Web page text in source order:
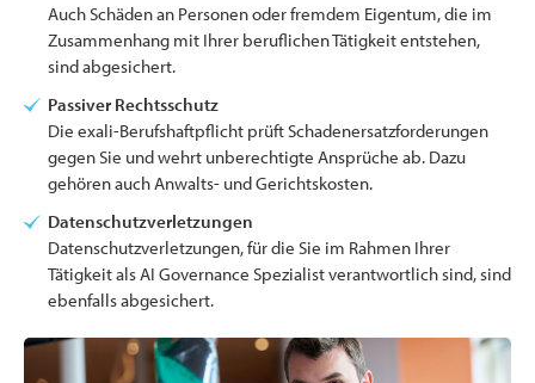
Auch Schäden an Personen oder fremdem Eigentum, die im
Zusammenhang mit Ihrer beruflichen Tätigkeit entstehen,
sind abgesichert.
Passiver Rechtsschutz
Die exali-Berufshaftpflicht prüft Schadenersatzforderungen
gegen Sie und wehrt unberechtigte Ansprüche ab. Dazu
gehören auch Anwalts- und Gerichtskosten.
Datenschutzverletzungen
Datenschutzverletzungen, für die Sie im Rahmen Ihrer
Tätigkeit als AI Governance Spezialist verantwortlich sind, sind
ebenfalls abgesichert.